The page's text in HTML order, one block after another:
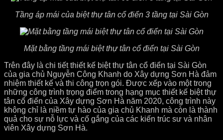
Tầng áp mái của biệt thự tân cổ điển 3 tầng tại Sài Gòn
Mặt bằng tầng mái biệt thự tân cổ điển tại Sài Gòn
Trên đây là chi tiết thiết kế biệt thự tân cổ điển tại Sài Gòn
của gia chủ Nguyễn Công Khanh do Xây dựng Sơn Hà đảm
nhiệm thiết kế và thi công trọn gói. Được xếp vào một trong
những công trình trọng điểm trong hạng mục thiết kế biệt thự
tân cổ điển của Xây dựng Sơn Hà năm 2020, công trình này
không chỉ là niềm tự hào của gia chủ Khanh mà còn là thành
quả cho sự nỗ lực và cố gắng của các kiến trúc sư và nhân
viên Xây dựng Sơn Hà.